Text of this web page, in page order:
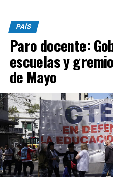
Cuando fuimos y vimos a
que había algo raro,
corriendo. Llamamos a la
el familiar.
El domingo por la
presentaron en la
“aduciendo que iban hasta
a radicar la denuncia”.
dependencia policial
denuncia por averiguación
A las 03.51 ingresó un
habría personas en un
supuesta entrevista
PAÍS
Paro docente:
escuelas y
de Mayo